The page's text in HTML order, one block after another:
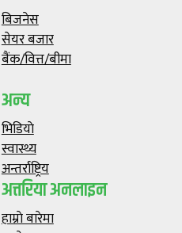
बिजनेस
सेयर बजार
बैंक/वित्त/बीमा
अन्य
भिडियाे
स्वास्थ्य
अन्तर्राष्ट्रिय
अत्तरिया अनलाइन
हाम्राे बारेमा